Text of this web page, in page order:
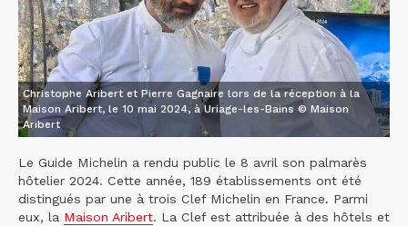
Christophe Aribert et Pierre Gagnaire lors de la réception à la
Maison Aribert, le 10 mai 2024, à Uriage-les-Bains © Maison
Aribert
Le Guide Michelin a rendu public le 8 avril son palmarès
hôtelier 2024. Cette année, 189 établissements ont été
distingués par une à trois Clef Michelin en France. Parmi
eux, la Maison Aribert. La Clef est attribuée à des hôtels et